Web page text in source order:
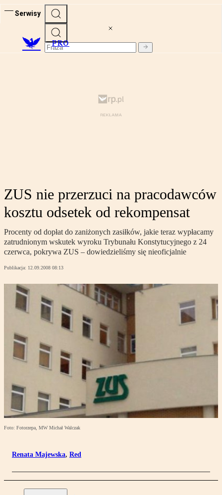
Serwisy
PRO
ZUS nie przerzuci na pracodawców
kosztu odsetek od rekompensat
Procenty od dopłat do zaniżonych zasiłków, jakie teraz wypłacamy
zatrudnionym wskutek wyroku Trybunału Konstytucyjnego z 24
czerwca, pokrywa ZUS – dowiedzieliśmy się nieoficjalnie
Publikacja: 12.09.2008 08:13
Foto: Fotorzepa, MW Michał Walczak
Renata Majewska, Red